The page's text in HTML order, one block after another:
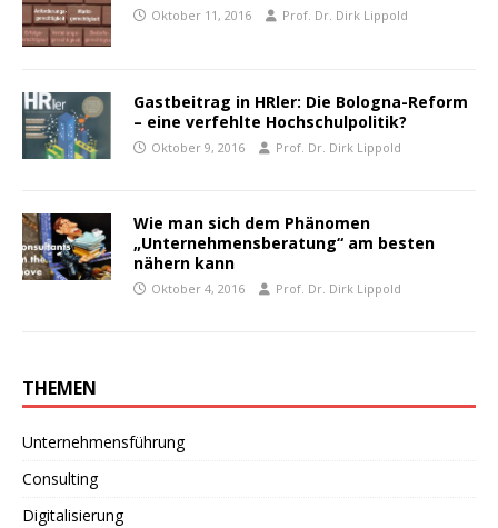
Oktober 11, 2016 Prof. Dr. Dirk Lippold
Gastbeitrag in HRler: Die Bologna-Reform
– eine verfehlte Hochschulpolitik?
Oktober 9, 2016 Prof. Dr. Dirk Lippold
Wie man sich dem Phänomen
„Unternehmensberatung“ am besten
nähern kann
Oktober 4, 2016 Prof. Dr. Dirk Lippold
THEMEN
Unternehmensführung
Consulting
Digitalisierung